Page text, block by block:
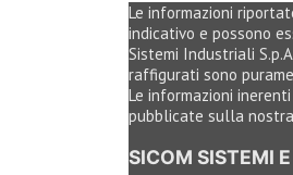
Le informazioni
indicativo e possono
Sistemi Industriali
raffigurati sono
Le informazioni
pubblicate sulla nostra
SICOM SISTEMI